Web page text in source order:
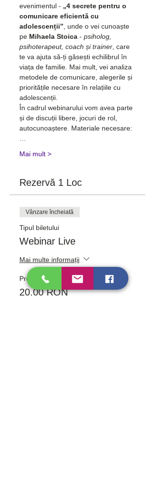
evenimentul - „4 secrete pentru o
comunicare eficientă cu
adolescenții” , unde o vei cunoaște
pe Mihaela Stoica - psiholog,
psihoterapeut, coach și trainer , care
te va ajuta să-ți găsești echilibrul în
viața de familie. Mai mult, vei analiza
metodele de comunicare, alegerile și
prioritățile necesare în relațiile cu
adolescenții.
În cadrul webinarului vom avea parte
și de discuții libere, jocuri de rol,
autocunoaștere. Materiale necesare:
Mai mult >
Rezervă 1 Loc
Vânzare încheiată
Tipul biletului
Webinar Live
Mai multe informații
Preț
20,00 RON